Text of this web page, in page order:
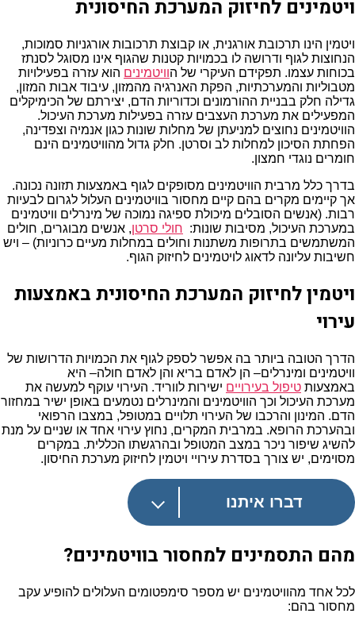
ויטמינים לחיזוק המערכת החיסונית
ויטמין הינו תרכובת אורגנית, או קבוצת תרכובות אורגניות סמוכות,
הנחוצות לגוף ודרושה לו בכמויות קטנות שהגוף אינו מסוגל לסנתז
בכוחות עצמו. תפקידם העיקרי של הוויטמינים הוא עזרה בפעילויות
מטבוליות והמערכתיות, הפקת האנרגיה מהמזון, עיבוד אבות המזון,
גדילה חלק בבניית ההורמונים וכדוריות הדם, יצירתם של הכימיקלים
המפעילים את מערכת העצבים עזרה בפעילות מערכת העיכול.
הוויטמינים נחוצים למניעתן של מחלות שונות כגון אנמיה וצפדינה,
הפחתת הסיכון למחלות לב וסרטן. חלק גדול מהוויטמינים הינם
חומרים נוגדי חמצון.
בדרך כלל מרבית הוויטמינים מסופקים לגוף באמצעות תזונה נכונה.
אך קיימים מקרים בהם קיים מחסור בוויטמינים העלול לגרום לבעיות
רבות. (אנשים הסובלים מיכולת ספיגה נמוכה של מינרלים וויטמינים
במערכת העיכול, מסיבות שונות: חולי סרטן, אנשים מבוגרים, חולים
המשתמשים בתרופות משתנות וחולים במחלות מעיים כרוניות) – ויש
חשיבות עליונה לדאוג לויטמינים לחיזוק הגוף.
ויטמין לחיזוק המערכת החיסונית באמצעות
עירוי
הדרך הטובה ביותר בה אפשר לספק לגוף את הכמויות הדרושות של
וויטמינים ומינרלים– הן לאדם בריא והן לאדם חולה– היא
באמצעות טיפול בעירויים ישירות לווריד. העירוי עוקף למעשה את
מערכת העיכול וכך הוויטמינים והמינרלים נטמעים באופן ישיר במחזור
הדם. המינון והרכבו של העירוי תלויים במטופל, במצבו הרפואי
ובהערכת הרופא. במרבית המקרים, נחוץ עירוי אחד או שניים על מנת
להשיג שיפור ניכר במצב המטופל ובהרגשתו הכללית. במקרים
מסוימים, יש צורך בסדרת עירויי ויטמין לחיזוק מערכת החיסון.
דברו איתנו
מהם התסמינים למחסור בוויטמינים?
לכל אחד מהוויטמינים יש מספר סימפטומים העלולים להופיע עקב
מחסור בהם: